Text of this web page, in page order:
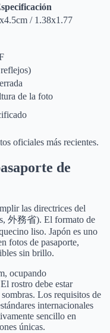
x4.5cm / 1.38x1.77
de la foto
oficiales más recientes.
de
las directrices del
外務省). El formato de
liso. Japón es uno
fotos de pasaporte,
sin brillo.
ocupando
rostro debe estar
Los requisitos de
internacionales
sencillo en
únicas.